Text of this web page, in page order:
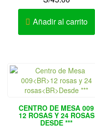
Añadir al carrito
CENTRO DE MESA 009
12 ROSAS Y 24 ROSAS
DESDE ***